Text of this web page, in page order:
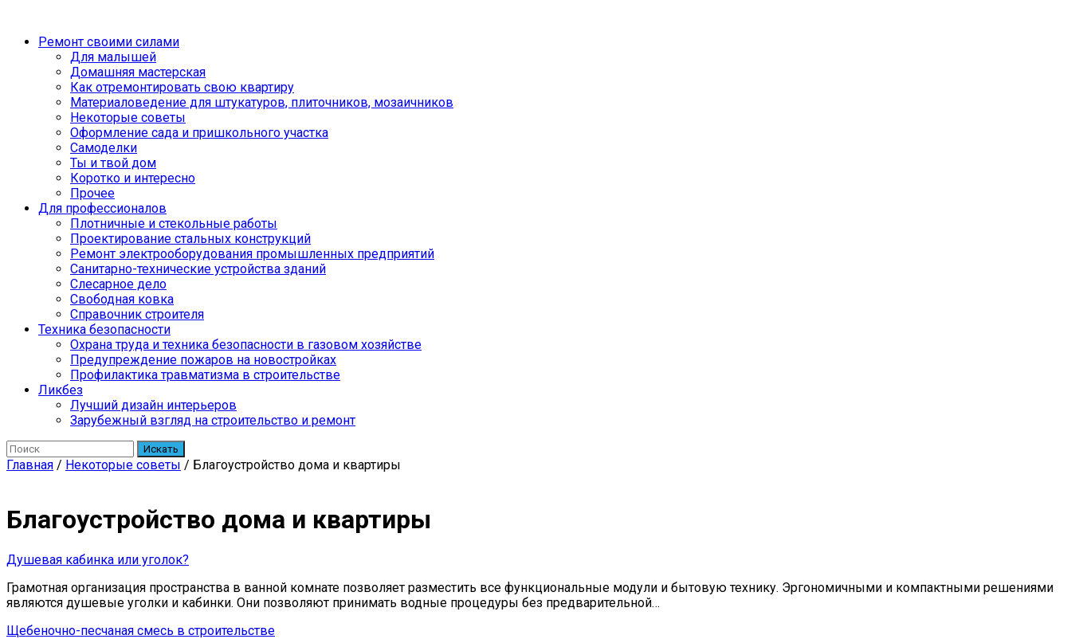
Ремонт своими силами
Для малышей
Домашняя мастерская
Как отремонтировать свою квартиру
Материаловедение для штукатуров, плиточников, мозаичников
Некоторые советы
Оформление сада и пришкольного участка
Самоделки
Ты и твой дом
Коротко и интересно
Прочее
Для профессионалов
Плотничные и стекольные работы
Проектирование стальных конструкций
Ремонт электрооборудования промышленных предприятий
Санитарно-технические устройства зданий
Слесарное дело
Свободная ковка
Справочник строителя
Техника безопасности
Охрана труда и техника безопасности в газовом хозяйстве
Предупреждение пожаров на новостройках
Профилактика травматизма в строительстве
Ликбез
Лучший дизайн интерьеров
Зарубежный взгляд на строительство и ремонт
Искать
Главная / Некоторые советы / Благоустройство дома и квартиры
Благоустройство дома и квартиры
Душевая кабинка или уголок?
Грамотная организация пространства в ванной комнате позволяет разместить все функциональные модули и бытовую технику. Эргономичными и компактными решениями
являются душевые уголки и кабинки. Они позволяют принимать водные процедуры без предварительной…
Щебеночно-песчаная смесь в строительстве